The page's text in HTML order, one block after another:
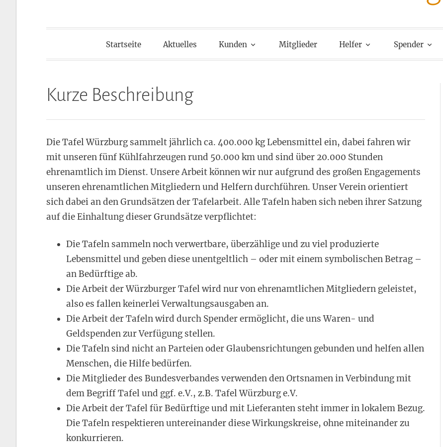
Startseite Aktuelles Kunden Mitglieder Helfer Spender
Kurze Beschreibung
Die Tafel Würzburg sammelt jährlich ca. 400.000 kg Lebensmittel ein, dabei fahren wir
mit unseren fünf Kühlfahrzeugen rund 50.000 km und sind über 20.000 Stunden
ehrenamtlich im Dienst. Unsere Arbeit können wir nur aufgrund des großen Engagements
unseren ehrenamtlichen Mitgliedern und Helfern durchführen. Unser Verein orientiert
sich dabei an den Grundsätzen der Tafelarbeit. Alle Tafeln haben sich neben ihrer Satzung
auf die Einhaltung dieser Grundsätze verpflichtet:
Die Tafeln sammeln noch verwertbare, überzählige und zu viel produzierte
Lebensmittel und geben diese unentgeltlich – oder mit einem symbolischen Betrag –
an Bedürftige ab.
Die Arbeit der Würzburger Tafel wird nur von ehrenamtlichen Mitgliedern geleistet,
also es fallen keinerlei Verwaltungsausgaben an.
Die Arbeit der Tafeln wird durch Spender ermöglicht, die uns Waren- und
Geldspenden zur Verfügung stellen.
Die Tafeln sind nicht an Parteien oder Glaubensrichtungen gebunden und helfen allen
Menschen, die Hilfe bedürfen.
Die Mitglieder des Bundesverbandes verwenden den Ortsnamen in Verbindung mit
dem Begriff Tafel und ggf. e.V., z.B. Tafel Würzburg e.V.
Die Arbeit der Tafel für Bedürftige und mit Lieferanten steht immer in lokalem Bezug.
Die Tafeln respektieren untereinander diese Wirkungskreise, ohne miteinander zu
konkurrieren.